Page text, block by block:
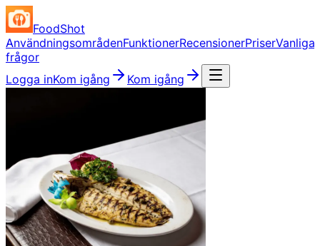
FoodShot
AnvändningsområdenFunktionerRecensionerPriserVanliga
frågor
Logga inKom igång Kom igång